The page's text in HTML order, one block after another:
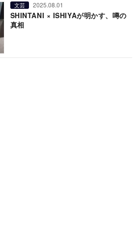
文芸 2025.08.01
SHINTANI × ISHIYAが明かす、噂の
真相